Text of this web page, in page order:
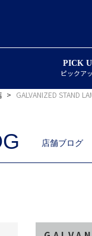
PICK
ピックア
> GALVANIZED STAND
店舗ブログ